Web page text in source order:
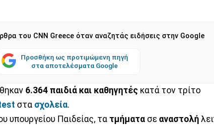
του CNN Greece όταν αναζητάς ειδήσεις στην Google
Προσθήκη ως προτιμώμενη πηγή
στα αποτελέσματα Google
6.364 παιδιά και καθηγητές κατά τον τρίτο
στα σχολεία.
υπουργείου Παιδείας, τα τμήματα σε αναστολή